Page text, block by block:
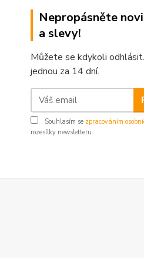
Nepropásněte
a slevy!
Můžete se kdykoli
jednou za 14 dní.
Souhlasím se zpracováním
rozesílky newsletteru.